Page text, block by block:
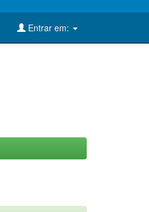
Entrar em: